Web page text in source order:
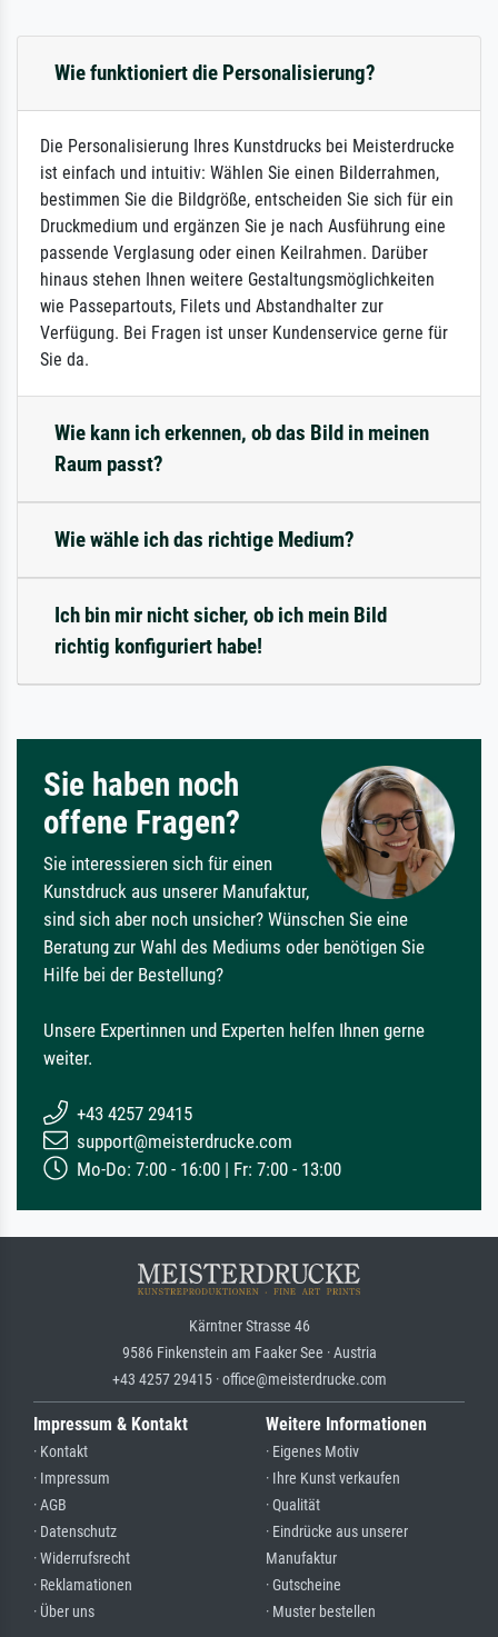
Wie funktioniert die Personalisierung?
Die Personalisierung Ihres Kunstdrucks bei Meisterdrucke
ist einfach und intuitiv: Wählen Sie einen Bilderrahmen,
bestimmen Sie die Bildgröße, entscheiden Sie sich für ein
Druckmedium und ergänzen Sie je nach Ausführung eine
passende Verglasung oder einen Keilrahmen. Darüber
hinaus stehen Ihnen weitere Gestaltungsmöglichkeiten
wie Passepartouts, Filets und Abstandhalter zur
Verfügung. Bei Fragen ist unser Kundenservice gerne für
Sie da.
Wie kann ich erkennen, ob das Bild in meinen
Raum passt?
Wie wähle ich das richtige Medium?
Ich bin mir nicht sicher, ob ich mein Bild
richtig konfiguriert habe!
Sie haben noch
offene Fragen?
Sie interessieren sich für einen
Kunstdruck aus unserer Manufaktur,
sind sich aber noch unsicher? Wünschen Sie eine
Beratung zur Wahl des Mediums oder benötigen Sie
Hilfe bei der Bestellung?
Unsere Expertinnen und Experten helfen Ihnen gerne
weiter.
+43 4257 29415
support@meisterdrucke.com
Mo-Do: 7:00 - 16:00 | Fr: 7:00 - 13:00
Kärntner Strasse 46
9586 Finkenstein am Faaker See · Austria
+43 4257 29415 · office@meisterdrucke.com
Impressum & Kontakt
· Kontakt
· Impressum
· AGB
· Datenschutz
· Widerrufsrecht
· Reklamationen
· Über uns
Weitere Informationen
· Eigenes Motiv
· Ihre Kunst verkaufen
· Qualität
· Eindrücke aus unserer
Manufaktur
· Gutscheine
· Muster bestellen